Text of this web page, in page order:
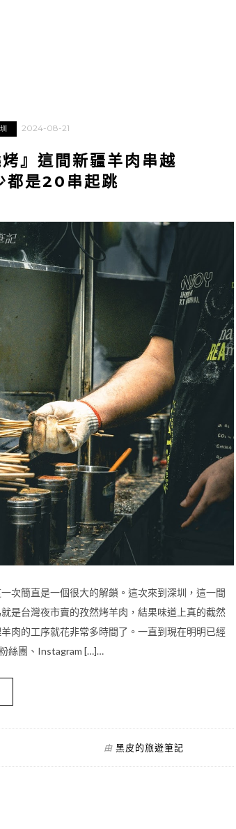
2024-08-21
』這間新疆羊肉串越
都是20串起跳
次簡直是一個很大的解鎖。這次來到深圳，這一間
是台灣夜市賣的孜然烤羊肉，結果味道上真的截然
肉的工序就花非常多時間了。一直到現在明明已經
絲團、Instagram […]…
由 黑皮的旅遊筆記